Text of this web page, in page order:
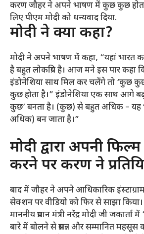
करण जौहर ने अपने भाषण में कुछ कुछ
लिए पीएम मोदी को धन्यवाद दिया.
मोदी ने क्या कहा?
मोदी ने अपने भाषण में कहा, “यहां भारत
है बहुत लोकप्रिय है। आज मने इस पार कहा
इंडोनेशिया साथ मिल कर चलेंगे तो ‘कुछ
कुछ होता है।” इंडोनेशिया एक साथ आगे
कुछ’ बनता है। (कुछ) से बहुत अधिक –
अधिक) बन जाता है।”
मोदी द्वारा अपनी फिल्म
करने पर करण ने
बाद में जौहर ने अपने आधिकारिक
सेक्शन पर वीडियो को फिर से साझा
माननीय प्रधान मंत्री नरेंद्र मोदी जी
बारे में बोलने से प्रसन्न और सम्मानित महसूस